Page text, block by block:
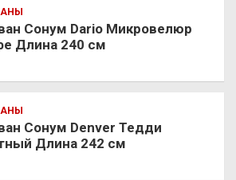
Сонум Dario Микровелюр
Длина 240 см
Сонум Denver Тедди
Длина 242 см